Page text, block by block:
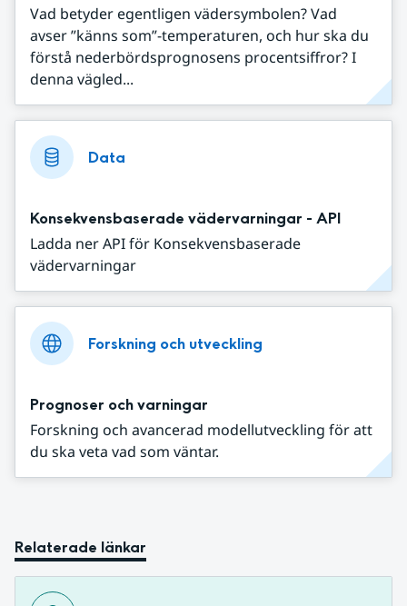
Vad betyder egentligen vädersymbolen? Vad
avser ”känns som”-temperaturen, och hur ska du
förstå nederbördsprognosens procentsiffror? I
denna vägled...
Data
Konsekvensbaserade vädervarningar - API
Ladda ner API för Konsekvensbaserade
vädervarningar
Forskning och utveckling
Prognoser och varningar
Forskning och avancerad modellutveckling för att
du ska veta vad som väntar.
Relaterade länkar